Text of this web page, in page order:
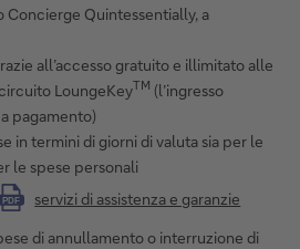
Concierge Quintessentially, a
all’accesso gratuito e illimitato alle
LoungeKeyTM (l’ingresso
pagamento)
in termini di giorni di valuta sia per le
le spese personali
PDF
servizi di assistenza e garanzie
di annullamento o interruzione di